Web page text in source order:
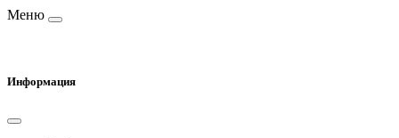
Меню
Информация